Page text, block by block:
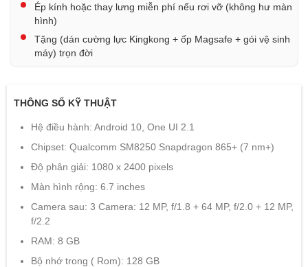
Ép kính hoặc thay lưng miễn phí nếu rơi vỡ (không hư màn
hình)
Tặng (dán cường lực Kingkong + ốp Magsafe + gói vệ sinh
máy) trọn đời
THÔNG SỐ KỸ THUẬT
Hệ điều hành: Android 10, One UI 2.1
Chipset: Qualcomm SM8250 Snapdragon 865+ (7 nm+)
Độ phân giải: 1080 x 2400 pixels
Màn hình rộng: 6.7 inches
Camera sau: 3 Camera: 12 MP, f/1.8 + 64 MP, f/2.0 + 12 MP,
f/2.2
RAM: 8 GB
Bộ nhớ trong ( Rom): 128 GB